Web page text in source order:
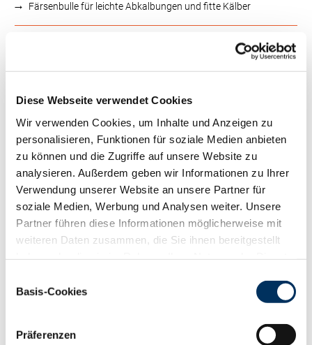
Diese Webseite verwendet Cookies
Wir verwenden Cookies, um Inhalte und Anzeigen zu
personalisieren, Funktionen für soziale Medien anbieten
zu können und die Zugriffe auf unsere Website zu
analysieren. Außerdem geben wir Informationen zu Ihrer
Verwendung unserer Website an unsere Partner für
soziale Medien, Werbung und Analysen weiter. Unsere
Partner führen diese Informationen möglicherweise mit
weiteren Daten zusammen, die Sie ihnen bereitgestellt
Cookies, wenn Sie unsere Webseite weiterhin nutzen.
Basis-Cookies
Präferenzen
Färsenbulle für leichte Abkalbungen und fitte Kälber
RZS
RZR
RZKd
109
RZKm
RZÖko
138
Gesundheit
RZGesund
129
RZEuterfit
RZKlaue
116
112
RZRepro
113
RZKälberfit 104